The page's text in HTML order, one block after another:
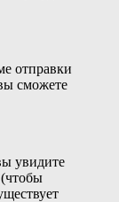
отправки
сможете
увидите